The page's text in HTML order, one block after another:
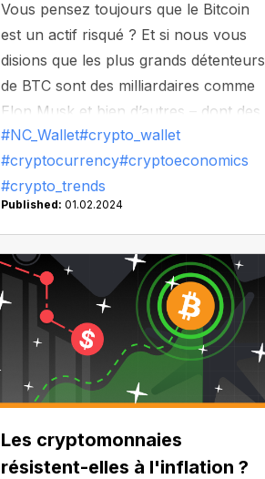
Vous pensez toujours que le Bitcoin
est un actif risqué ? Et si nous vous
disions que les plus grands détenteurs
de BTC sont des milliardaires comme
Elon Musk et bien d’autres – dont des
États tout entiers ? Sur NC Wallet,
nous avons compilé une liste de
baleines – entrepreneurs, entreprises
et pays qui ont investi des fortunes
dans le Bitcoin, en laissant de côté
Satoshi Nakamoto, le plus performant
des mineurs de Bitcoin.
#NC_Wallet#crypto_wallet
#cryptocurrency#cryptoeconomics
#crypto_trends
Published: 01.02.2024
Les cryptomonnaies
résistent-elles à l'inflation ?